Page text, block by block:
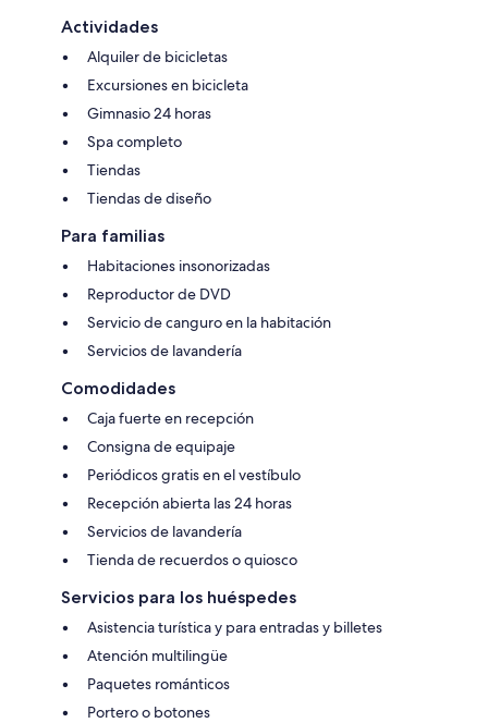
Actividades
Alquiler de bicicletas
Excursiones en bicicleta
Gimnasio 24 horas
Spa completo
Tiendas
Tiendas de diseño
Para familias
Habitaciones insonorizadas
Reproductor de DVD
Servicio de canguro en la habitación
Servicios de lavandería
Comodidades
Caja fuerte en recepción
Consigna de equipaje
Periódicos gratis en el vestíbulo
Recepción abierta las 24 horas
Servicios de lavandería
Tienda de recuerdos o quiosco
Servicios para los huéspedes
Asistencia turística y para entradas y billetes
Atención multilingüe
Paquetes románticos
Portero o botones